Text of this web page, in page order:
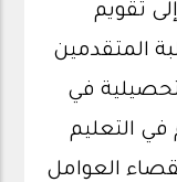
تقويم
المتقدمين
في
في التعليم
العوامل